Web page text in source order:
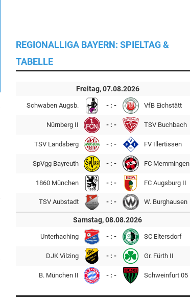
REGIONALLIGA BAYERN: SPIELTAG &
TABELLE
Freitag, 07.08.2026
Schwaben Augsb. - : - VfB Eichstätt
Nürnberg II - : - TSV Buchbach
TSV Landsberg - : - FV Illertissen
SpVgg Bayreuth - : - FC Memmingen
1860 München - : - FC Augsburg II
TSV Aubstadt - : - W. Burghausen
Samstag, 08.08.2026
Unterhaching - : - SC Eltersdorf
DJK Vilzing - : - Gr. Fürth II
B. München II - : - Schweinfurt 05